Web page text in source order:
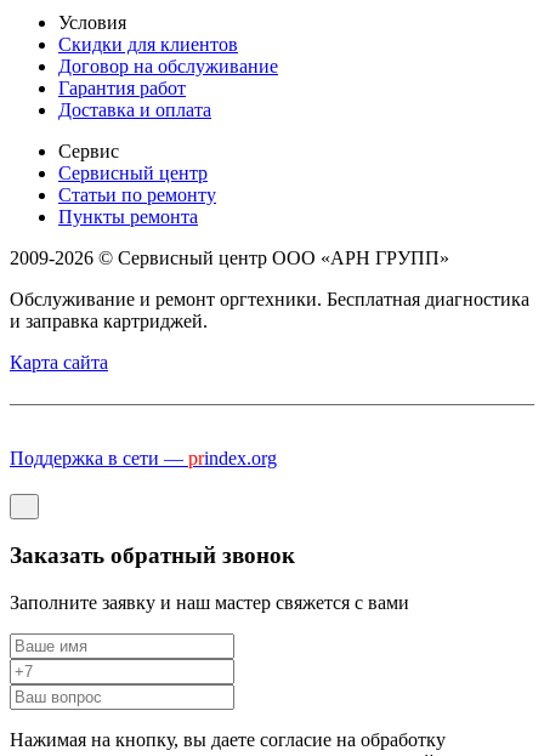
Условия
Скидки для клиентов
Договор на обслуживание
Гарантия работ
Доставка и оплата
Сервис
Сервисный центр
Статьи по ремонту
Пункты ремонта
2009-2026 © Сервисный центр ООО «АРН ГРУПП»
Обслуживание и ремонт оргтехники. Бесплатная диагностика
и заправка картриджей.
Карта сайта
Поддержка в сети — prindex.org
Заказать обратный звонок
Заполните заявку и наш мастер свяжется с вами
Нажимая на кнопку, вы даете согласие на обработку